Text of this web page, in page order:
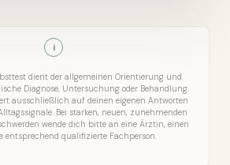
i
dient der allgemeinen Orientierung und
Diagnose, Untersuchung oder Behandlung.
ausschließlich auf deinen eigenen Antworten
Bei starken, neuen, zunehmenden
wende dich bitte an eine Ärztin, einen
entsprechend qualifizierte Fachperson.